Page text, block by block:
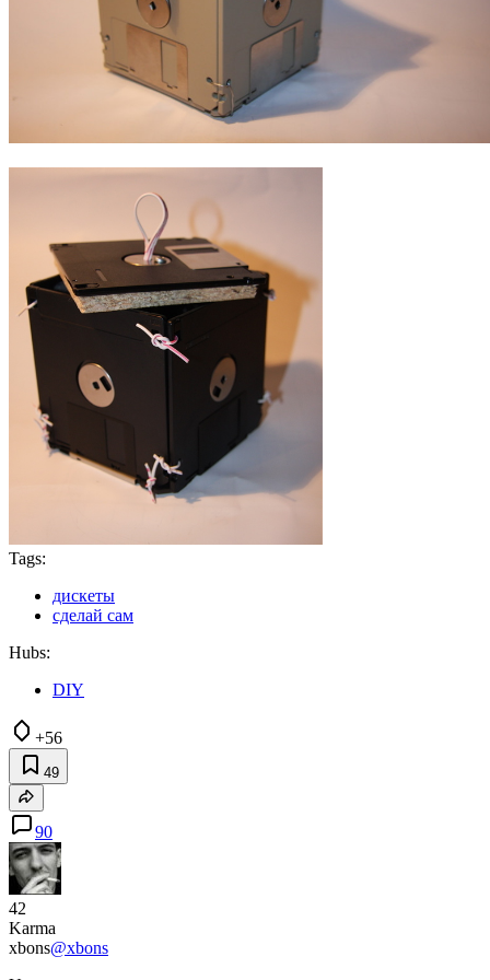
Tags:
дискеты
сделай сам
Hubs:
DIY
+56
49
90
42
Karma
xbons@xbons